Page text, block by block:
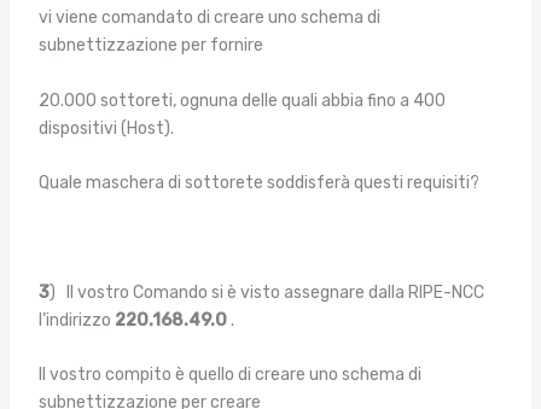
vi viene comandato di creare uno schema di
subnettizzazione per fornire
20.000 sottoreti, ognuna delle quali abbia fino a 400
dispositivi (Host).
Quale maschera di sottorete soddisferà questi requisiti?
3) Il vostro Comando si è visto assegnare dalla RIPE-NCC
l’indirizzo 220.168.49.0.
Il vostro compito è quello di creare uno schema di
subnettizzazione per creare